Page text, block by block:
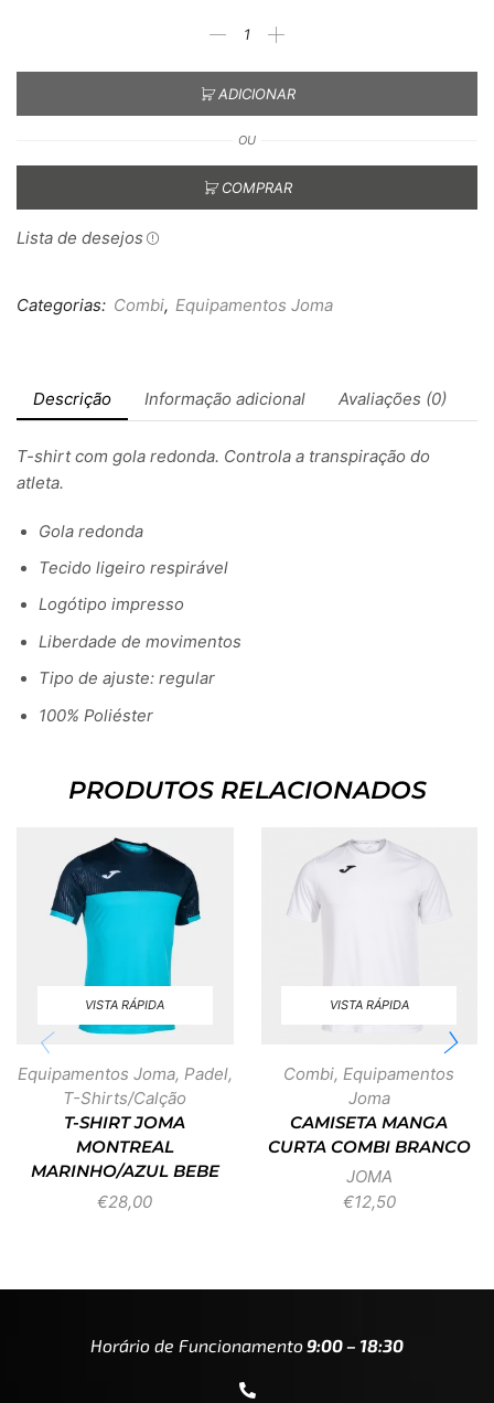
ADICIONAR
OU
COMPRAR
Lista de desejos
Categorias: Combi, Equipamentos Joma
Descrição Informação adicional Avaliações (0)
T-shirt com gola redonda. Controla a transpiração do
atleta.
Gola redonda
Tecido ligeiro respirável
Logótipo impresso
Liberdade de movimentos
Tipo de ajuste: regular
100% Poliéster
PRODUTOS RELACIONADOS
VISTA RÁPIDA
Equipamentos Joma, Padel,
T-Shirts/Calção
T-SHIRT JOMA
MONTREAL
MARINHO/AZUL BEBE
€28,00
VISTA RÁPIDA
Combi, Equipamentos
Joma
CAMISETA MANGA
CURTA COMBI BRANCO
JOMA
€12,50
Horário de Funcionamento 9:00 – 18:30